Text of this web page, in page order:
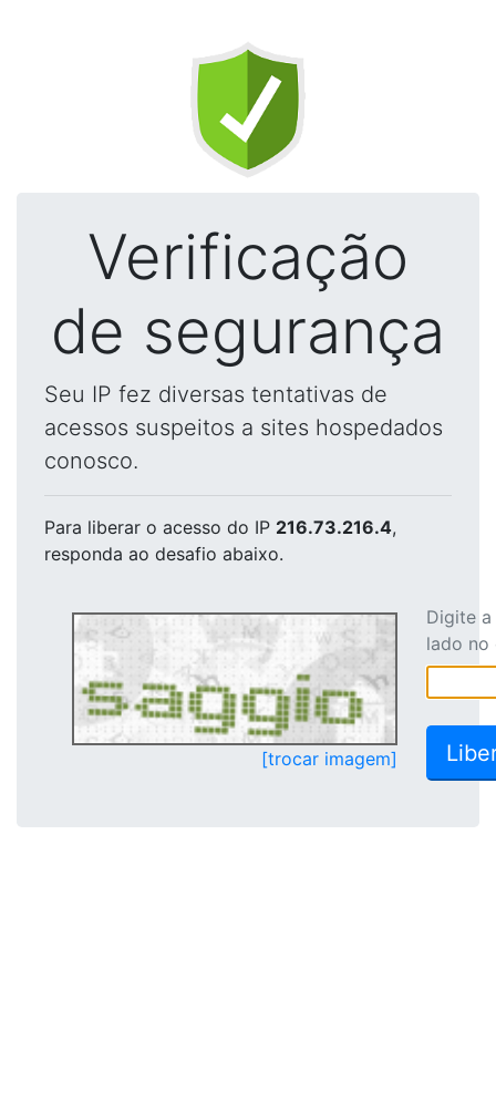
Verificação
de segurança
Seu IP fez diversas tentativas de
acessos suspeitos a sites hospedados
conosco.
Para liberar o acesso do IP 216.73.216.4,
responda ao desafio abaixo.
[trocar imagem]
Digite
lado no